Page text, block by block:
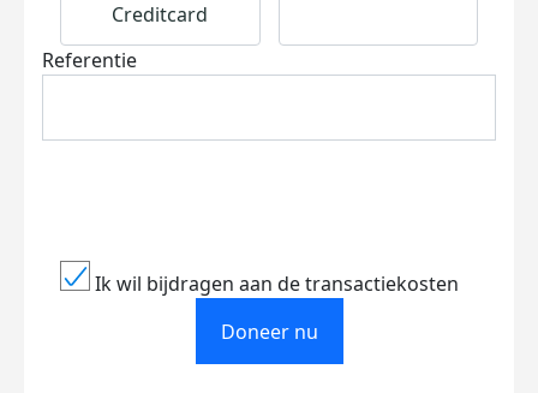
Creditcard
Referentie
Ik wil bijdragen aan de transactiekosten
Doneer nu